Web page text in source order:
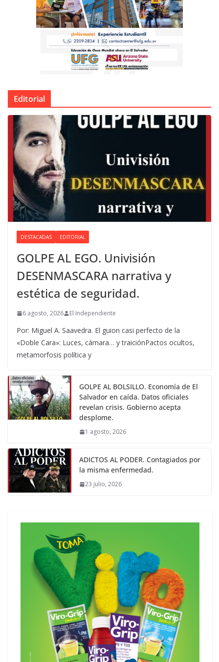
Editorial
DESTACADAS EDITORIAL
GOLPE AL EGO. Univisión
DESENMASCARA narrativa y
estética de seguridad.
6 agosto, 2026 El Independiente
Por: Miguel A. Saavedra. El guion casi perfecto de la
«Doble Cara»: Luces, cámara… y traiciónPactos ocultos,
metamorfosis política y
GOLPE AL BOLSILLO. Economía de El
Salvador en caída. Datos oficiales
revelan crisis. Gobierno acepta
desplome.
1 agosto, 2026
ADICTOS AL PODER. Contagiados por
la misma enfermedad.
23 julio, 2026